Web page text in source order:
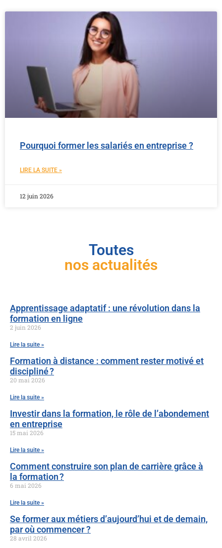
Pourquoi former les salariés en entreprise ?
LIRE LA SUITE »
12 juin 2026
Toutes
nos actualités
Apprentissage adaptatif : une révolution dans la
formation en ligne
2 juin 2026
Lire la suite »
Formation à distance : comment rester motivé et
discipliné ?
20 mai 2026
Lire la suite »
Investir dans la formation, le rôle de l’abondement
en entreprise
15 mai 2026
Lire la suite »
Comment construire son plan de carrière grâce à
la formation ?
6 mai 2026
Lire la suite »
Se former aux métiers d’aujourd’hui et de demain,
par où commencer ?
28 avril 2026